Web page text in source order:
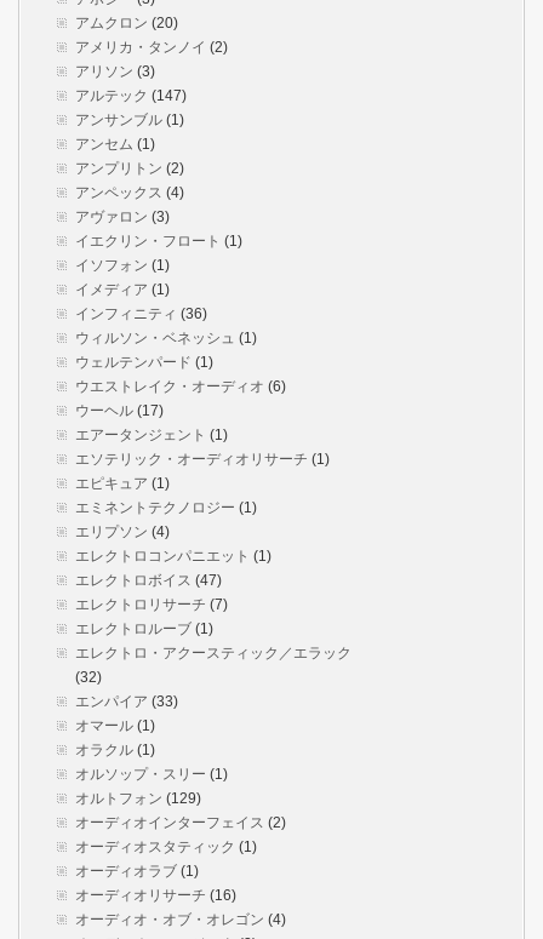
アムクロン (20)
アメリカ・タンノイ (2)
アリソン (3)
アルテック (147)
アンサンブル (1)
アンセム (1)
アンプリトン (2)
アンペックス (4)
アヴァロン (3)
イエクリン・フロート (1)
イソフォン (1)
イメディア (1)
インフィニティ (36)
ウィルソン・ベネッシュ (1)
ウェルテンパード (1)
ウエストレイク・オーディオ (6)
ウーヘル (17)
エアータンジェント (1)
エソテリック・オーディオリサーチ (1)
エピキュア (1)
エミネントテクノロジー (1)
エリプソン (4)
エレクトロコンパニエット (1)
エレクトロボイス (47)
エレクトロリサーチ (7)
エレクトロルーブ (1)
エレクトロ・アクースティック／エラック
(32)
エンパイア (33)
オマール (1)
オラクル (1)
オルソップ・スリー (1)
オルトフォン (129)
オーディオインターフェイス (2)
オーディオスタティック (1)
オーディオラブ (1)
オーディオリサーチ (16)
オーディオ・オブ・オレゴン (4)